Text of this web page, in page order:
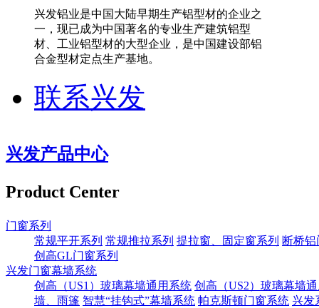
兴发铝业是中国大陆早期生产铝型材的企业之
一，现已成为中国著名的专业生产建筑铝型
材、工业铝型材的大型企业，是中国建设部铝
合金型材定点生产基地。
联系兴发
兴发产品中心
Product Center
门窗系列
常规平开系列 常规推拉系列 提拉窗、固定窗系列 断桥铝
创高GL门窗系列
兴发门窗幕墙系统
创高（US1）玻璃幕墙通用系统 创高（US2）玻璃幕墙
墙、雨篷 智慧“挂钩式”幕墙系统 帕克斯顿门窗系统 兴发